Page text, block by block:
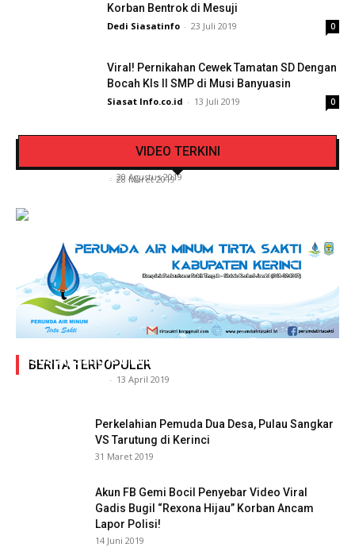
Korban Bentrok di Mesuji
Dedi Siasatinfo - 23 Juli 2019 0
Viral! Pernikahan Cewek Tamatan SD Dengan
Bocah Kls II SMP di Musi Banyuasin
Siasat Info.co.id - 13 Juli 2019 0
VIDEO TERKINI
Video Detik Evakuasi Jasad Iglesias di Gunung
- 20 Agustus 2019
Lantas Polres Kerinci Beri Pengendara Segelas
- 28 Maret 2019
BERITA TERPOPULER
Adegan Ranjang Dua Kadis, Perhubungan Vs
Sosial, Sang Istri Miliki Bukti Video Mesum Hot
- 13 April 2019
Perkelahian Pemuda Dua Desa, Pulau Sangkar
VS Tarutung di Kerinci
31 Maret 2019
Akun FB Gemi Bocil Penyebar Video Viral
Gadis Bugil “Rexona Hijau” Korban Ancam
Lapor Polisi!
14 Juni 2019